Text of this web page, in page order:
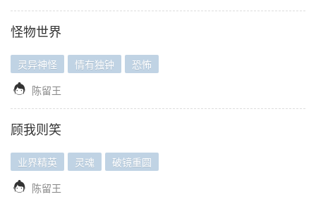
怪物世界
灵异神怪 情有独钟 恐怖
 陈留王
顾我则笑
业界精英 灵魂 破镜重圆
 陈留王